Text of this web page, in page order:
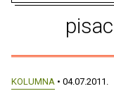
KOLUMNA • 04.07.2011.